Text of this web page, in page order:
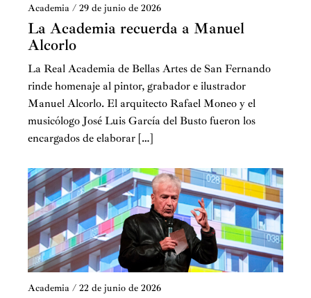
Academia / 29 de junio de 2026
La Academia recuerda a Manuel
Alcorlo
La Real Academia de Bellas Artes de San Fernando
rinde homenaje al pintor, grabador e ilustrador
Manuel Alcorlo. El arquitecto Rafael Moneo y el
musicólogo José Luis García del Busto fueron los
encargados de elaborar […]
Academia / 22 de junio de 2026